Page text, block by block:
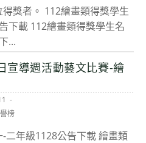
獎者。 112繪畫類得獎學生
下載 112繪畫類得獎學生名
...
宣導週活動藝文比賽-繪
榜
二年級1128公告下載 繪畫類